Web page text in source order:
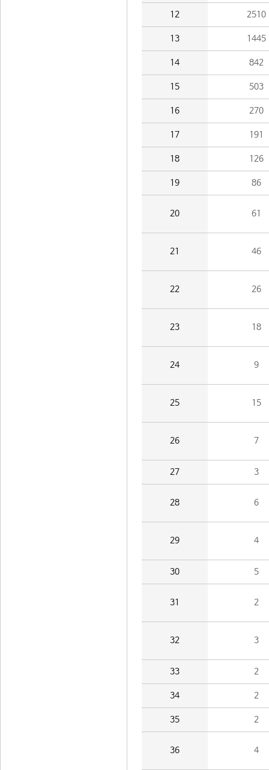
12 2510
13 1445
14 842
15 503
16 270
17 191
18 126
19 86
20 61
21 46
22 26
23 18
24 9
25 15
26 7
27 3
28 6
29 4
30 5
31 2
32 3
33 2
34 2
35 2
36 4